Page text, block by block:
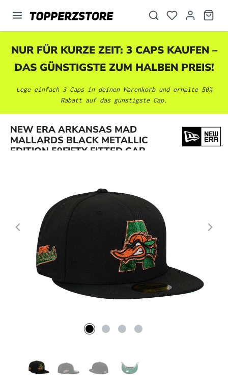
springen
NUR FÜR KURZE ZEIT: 3 CAPS KAUFEN –
DAS GÜNSTIGSTE ZUM HALBEN PREIS!
Lege einfach 3 Caps in deinen Warenkorb und erhalte 50%
Rabatt auf das günstigste Cap.
NEW ERA ARKANSAS MAD
MALLARDS BLACK METALLIC
EDITION 59FIFTY FITTED CAP